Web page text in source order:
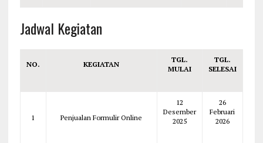
Jadwal Kegiatan
NO. KEGIATAN
TGL.
MULAI
TGL.
SELESAI
1 Penjualan Formulir Online
12
Desember
2025
26
Februari
2026